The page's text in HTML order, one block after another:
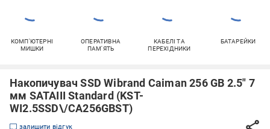
КОМП'ЮТЕРНІ
МИШКИ
ОПЕРАТИВНА
ПАМ'ЯТЬ
КАБЕЛІ ТА
ПЕРЕХІДНИКИ
БАТАРЕЙКИ
Накопичувач SSD Wibrand Caiman 256 GB 2.5" 7
мм SATAIII Standard (KST-
WI2.5SSD\/CA256GBST)
залишити відгук